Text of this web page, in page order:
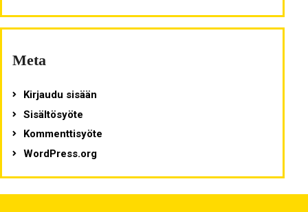
Meta
Kirjaudu sisään
Sisältösyöte
Kommenttisyöte
WordPress.org